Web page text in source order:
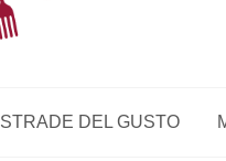
STRADE DEL GUSTO